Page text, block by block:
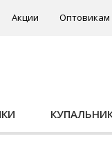
Акции Оптовикам